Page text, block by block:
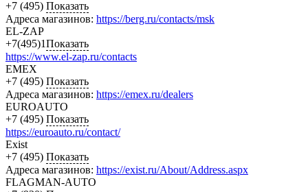
+7 (495) Показать
Адреса магазинов: https://berg.ru/contacts/msk
EL-ZAP
+7(495)1Показать
https://www.el-zap.ru/contacts
EMEX
+7 (495) Показать
Адреса магазинов: https://emex.ru/dealers
EUROAUTO
+7 (495) Показать
https://euroauto.ru/contact/
Exist
+7 (495) Показать
Адреса магазинов: https://exist.ru/About/Address.aspx
FLAGMAN-AUTO